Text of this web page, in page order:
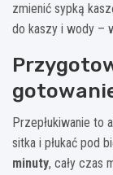
zmienić sypką
do kaszy i wody –
Przepłukiwanie to
sitka i płukać pod
minuty, cały czas